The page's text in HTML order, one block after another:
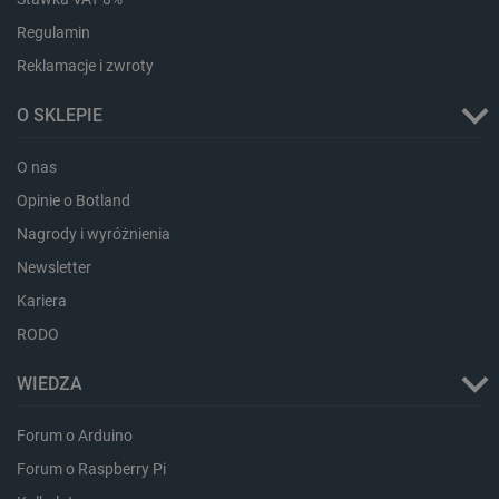
Regulamin
Reklamacje i zwroty
O SKLEPIE
O nas
Opinie o Botland
Nagrody i wyróżnienia
Newsletter
Kariera
RODO
WIEDZA
Forum o Arduino
Forum o Raspberry Pi
Quality Unit LLC